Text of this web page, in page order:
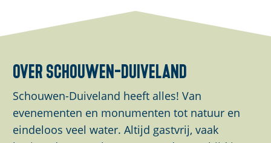
z
e
p
a
e
z
e
p
a
z
e
p
a
over schouwen-duiveland
Schouwen-Duiveland heeft alles! Van
evenementen en monumenten tot natuur en
eindeloos veel water. Altijd gastvrij, vaak